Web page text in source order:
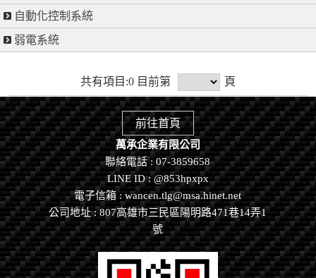
自動化控制系統
弱電系統
共有項目:0 目前第 頁
前往首頁
萬承企業有限公司
聯絡電話 : 07-3859658
LINE ID :@853hpxpx
電子信箱 : wancen.tlg@msa.hinet.net
公司地址 : 807高雄市三民區陽明路471巷14弄1
號